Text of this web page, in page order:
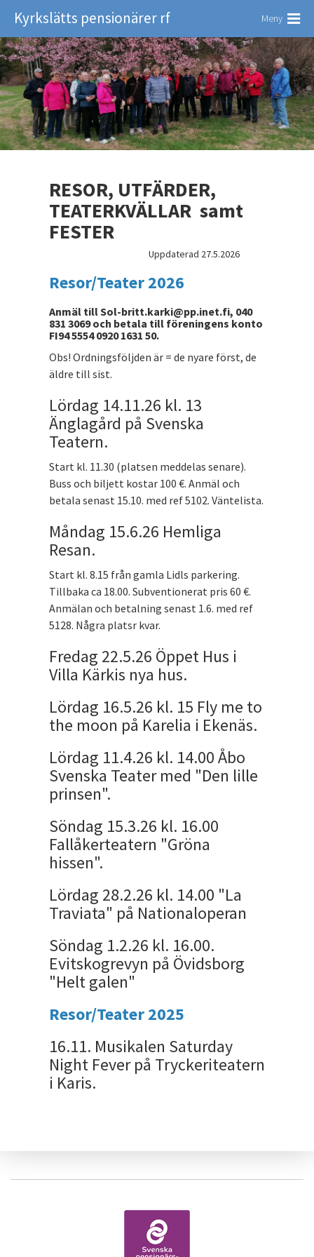
Kyrkslätts pensionärer rf Meny
RESOR, UTFÄRDER,
TEATERKVÄLLAR samt
FESTER
Uppdaterad 27.5.2026
Resor/Teater 2026
Anmäl till Sol-britt.karki@pp.inet.fi, 040
831 3069 och betala till föreningens konto
FI94 5554 0920 1631 50.
Obs! Ordningsföljden är = de nyare först, de
äldre till sist.
Lördag 14.11.26 kl. 13
Änglagård på Svenska
Teatern.
Start kl. 11.30 (platsen meddelas senare).
Buss och biljett kostar 100 €. Anmäl och
betala senast 15.10. med ref 5102. Väntelista.
Måndag 15.6.26 Hemliga
Resan.
Start kl. 8.15 från gamla Lidls parkering.
Tillbaka ca 18.00. Subventionerat pris 60 €.
Anmälan och betalning senast 1.6. med ref
5128. Några platsr kvar.
Fredag 22.5.26 Öppet Hus i
Villa Kärkis nya hus.
Lördag 16.5.26 kl. 15 Fly me to
the moon på Karelia i Ekenäs.
Lördag 11.4.26 kl. 14.00 Åbo
Svenska Teater med "Den lille
prinsen".
Söndag 15.3.26 kl. 16.00
Fallåkerteatern "Gröna
hissen".
Lördag 28.2.26 kl. 14.00 "La
Traviata" på Nationaloperan
Söndag 1.2.26 kl. 16.00.
Evitskogrevyn på Övidsborg
"Helt galen"
Resor/Teater 2025
16.11. Musikalen Saturday
Night Fever på Tryckeriteatern
i Karis.